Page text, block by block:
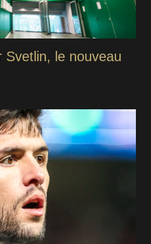
Svetlin, le nouveau